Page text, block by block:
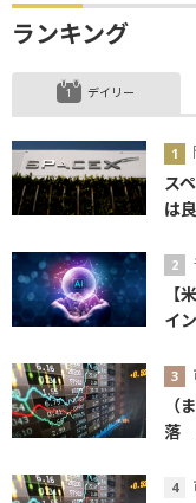
ランキング
デイリー
ス
は
【
イ
（
落